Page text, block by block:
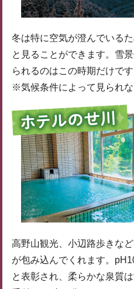
冬は特に空気が澄んでいる
と見ることができます。雪
られるのはこの時期だけです
※気候条件によって見られ
高野山観光、小辺路歩きな
が包み込んでくれます。
と表彰され、柔らかな泉質